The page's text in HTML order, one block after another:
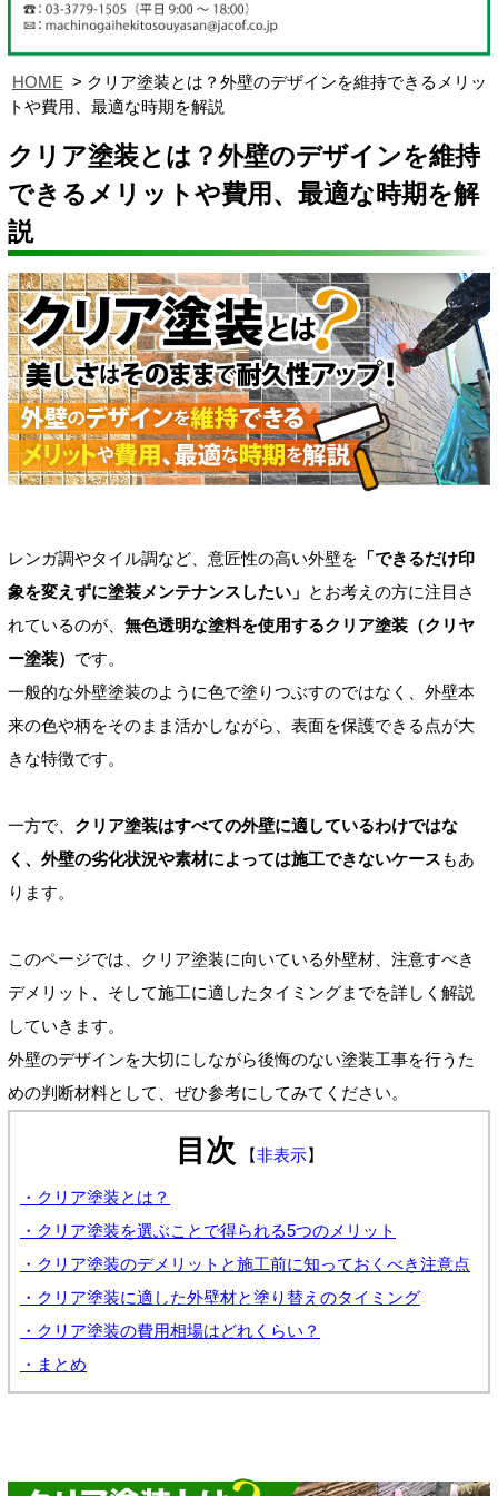
HOME
クリア塗装とは？外壁のデザインを維持できるメリッ
トや費用、最適な時期を解説
クリア塗装とは？外壁のデザインを維持
できるメリットや費用、最適な時期を解
説
レンガ調やタイル調など、意匠性の高い外壁を 「できるだけ印
象を変えずに塗装メンテナンスしたい」 とお考えの方に注目さ
れているのが、 無色透明な塗料を使用するクリア塗装（クリヤ
ー塗装） です。
一般的な外壁塗装のように色で塗りつぶすのではなく、外壁本
来の色や柄をそのまま活かしながら、表面を保護できる点が大
きな特徴です。
一方で、 クリア塗装はすべての外壁に適しているわけではな
く、外壁の劣化状況や素材によっては施工できないケースもあ
ります。
このページでは、クリア塗装に向いている外壁材、注意すべき
デメリット、そして施工に適したタイミングまでを詳しく解説
していきます。
外壁のデザインを大切にしながら後悔のない塗装工事を行うた
めの判断材料として、ぜひ参考にしてみてください。
目次 【非表示】
・クリア塗装とは？
・クリア塗装を選ぶことで得られる5つのメリット
・クリア塗装のデメリットと施工前に知っておくべき注意点
・クリア塗装に適した外壁材と塗り替えのタイミング
・クリア塗装の費用相場はどれくらい？
・まとめ